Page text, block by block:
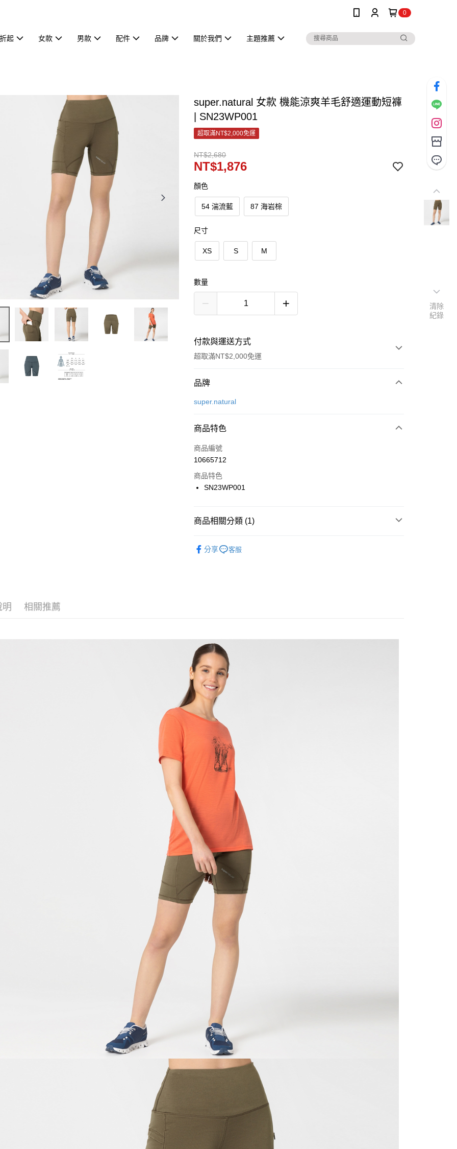
0
起 女款 男款 配件 品牌 關於我們 主題推薦
super.natural 女款 機能涼爽羊毛舒適運動短褲
| SN23WP001
超取滿NT$2,000免運
NT$2,680
NT$1,876
顏色
54 湍流藍 87 海岩棕
尺寸
XS S M
數量
付款與運送方式
超取滿NT$2,000免運
付款方式
信用卡一次付款
街口支付
悠遊付
一般全家取貨
7-11超取(2000以上免運)
每筆NT$100，滿NT$2,000(含以上)免運費
一般宅配
每筆NT$100
宅配出貨(2000以上免運)
每筆NT$100，滿NT$2,000(含以上)免運費
品牌
super.natural
商品特色
商品編號
10665712
商品特色
SN23WP001
商品相關分類 (1)
分享
客服
明 相關推薦
清除
紀錄